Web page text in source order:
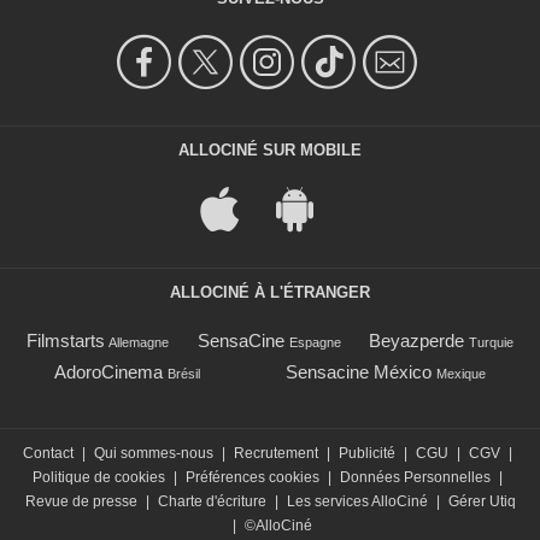
ALLOCINÉ SUR MOBILE
ALLOCINÉ À L'ÉTRANGER
Filmstarts Allemagne SensaCine Espagne Beyazperde Turquie
AdoroCinema Brésil Sensacine México Mexique
Contact Qui sommes-nous Recrutement Publicité CGU CGV
Politique de cookies
Préférences cookies Données Personnelles
Revue de presse
Charte d'écriture Les services AlloCiné
Gérer Utiq
©AlloCiné